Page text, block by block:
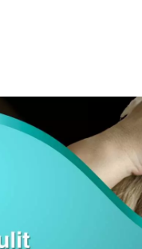
Informasi Umum
Cerita Pasien